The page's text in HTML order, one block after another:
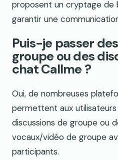
proposent un cryptage de
garantir une
Puis-je passer
groupe ou des
chat Callme ?
Oui, de nombreuses
permettent aux
discussions de groupe ou
vocaux/vidéo de groupe
participants.